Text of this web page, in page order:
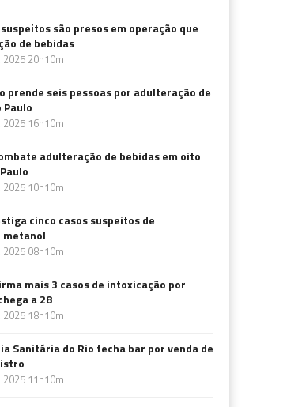
são presos em operação que
de bebidas
20h10m
prende seis pessoas por adulteração de
Paulo
16h10m
adulteração de bebidas em oito
10h10m
cinco casos suspeitos de
metanol
08h10m
mais 3 casos de intoxicação por
a 28
18h10m
Sanitária do Rio fecha bar por venda de
11h10m